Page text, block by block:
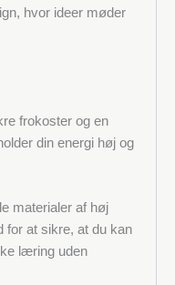
hvor ideer møder
frokoster og en
din energi høj og
materialer af høj
for at sikre, at du kan
læring uden